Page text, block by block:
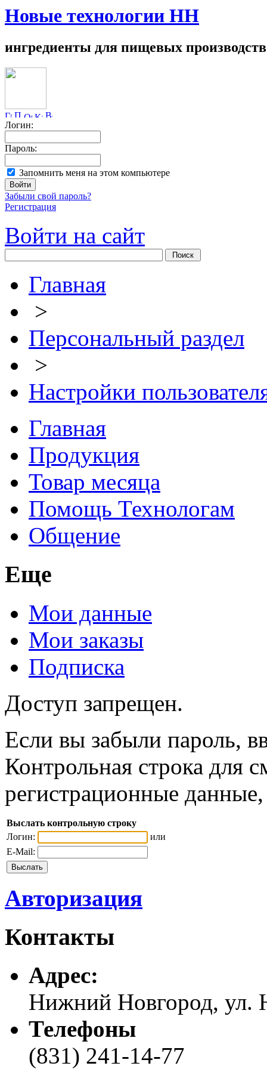
Новые технологии НН
ингредиенты для пищевых производств
Логин:
Пароль:
Запомнить меня на этом компьютере
Забыли свой пароль?
Регистрация
Войти на сайт
Главная
>
Персональный раздел
>
Настройки
Главная
Продукция
Товар месяца
Помощь Технологам
Общение
Еще
Мои данные
Мои заказы
Подписка
Доступ запрещен.
Если вы забыли пароль,
Контрольная строка для
регистрационные
Выслать контрольную строку
Логин:
или
E-Mail:
Авторизация
Контакты
Адреc:
Нижний Новгород, ул.
Телефоны
(831) 241-14-77